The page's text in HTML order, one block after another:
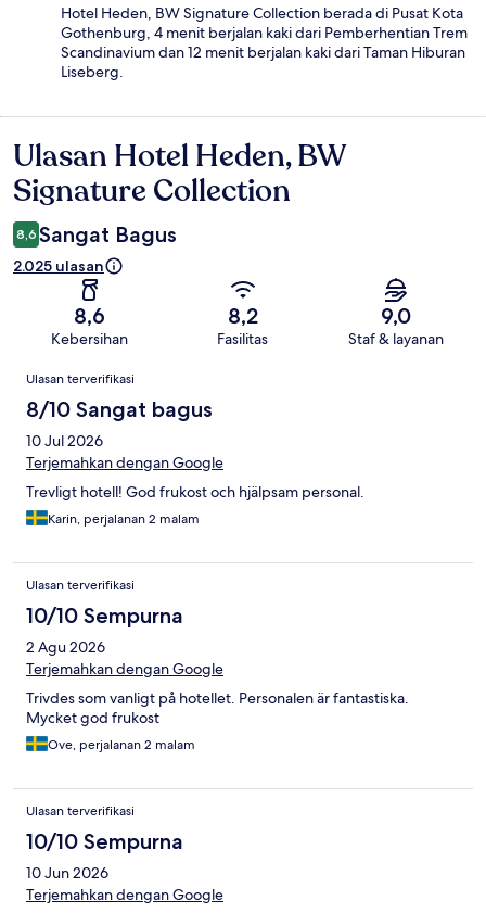
Hotel Heden, BW Signature Collection berada di Pusat Kota
Gothenburg, 4 menit berjalan kaki dari Pemberhentian Trem
Scandinavium dan 12 menit berjalan kaki dari Taman Hiburan
Liseberg.
Ulasan
Ulasan Hotel Heden, BW
Signature Collection
8,6 Sangat Bagus
2.025 ulasan
8,6
Kebersihan
8,2
Fasilitas
9,0
Staf & layanan
Ulasan
Ulasan terverifikasi
8/10 Sangat bagus
10 Jul 2026
Terjemahkan dengan Google
Trevligt hotell! God frukost och hjälpsam personal.
Karin, perjalanan 2 malam
Ulasan terverifikasi
10/10 Sempurna
2 Agu 2026
Terjemahkan dengan Google
Trivdes som vanligt på hotellet. Personalen är fantastiska.
Mycket god frukost
Ove, perjalanan 2 malam
Ulasan terverifikasi
10/10 Sempurna
10 Jun 2026
Terjemahkan dengan Google